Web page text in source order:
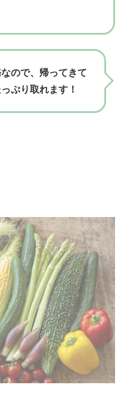
ので、帰ってきて
ぷり取れます！